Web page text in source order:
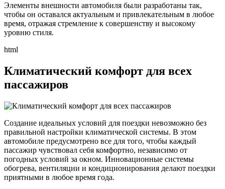
Элементы внешности автомобиля были разработаны так,
чтобы он оставался актуальным и привлекательным в любое
время, отражая стремление к совершенству и высокому
уровню стиля.
html
Климатический комфорт для всех
пассажиров
Создание идеальных условий для поездки невозможно без
правильной настройки климатической системы. В этом
автомобиле предусмотрено все для того, чтобы каждый
пассажир чувствовал себя комфортно, независимо от
погодных условий за окном. Инновационные системы
обогрева, вентиляции и кондиционирования делают поездки
приятными в любое время года.